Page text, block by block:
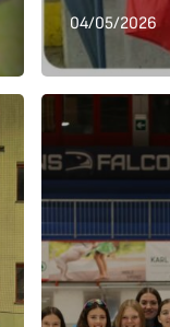
04/05/2026